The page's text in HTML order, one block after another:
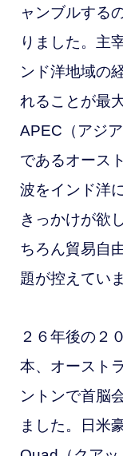
ャンブルする
りました。主
ンド洋地域の
れることが最
APEC（アジ
であるオース
波をインド洋
きっかけが欲
ちろん貿易自
題が控えてい
２６年後の２
本、オースト
ントンで首脳
ました。
日米